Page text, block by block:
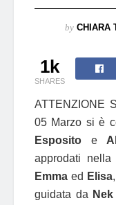
by CHIARA
1k
SHARES
ATTENZIONE
05 Marzo si è
Esposito e
approdati nella
Emma ed Elisa
guidata da Nek